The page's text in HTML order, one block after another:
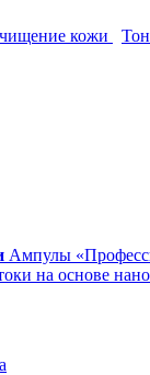
кожи
Ампулы
на основе